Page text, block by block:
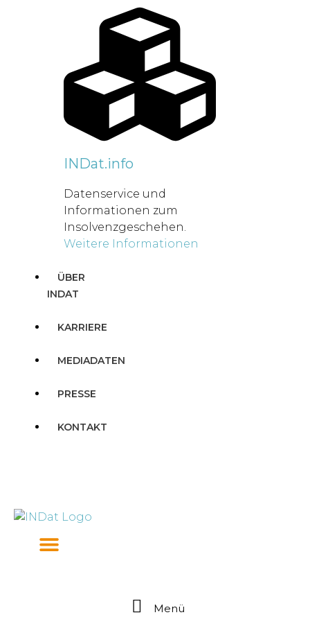
INDat.info
Datenservice und
Informationen zum
Insolvenzgeschehen.
Weitere Informationen
ÜBER
INDAT
KARRIERE
MEDIADATEN
PRESSE
KONTAKT
Menü